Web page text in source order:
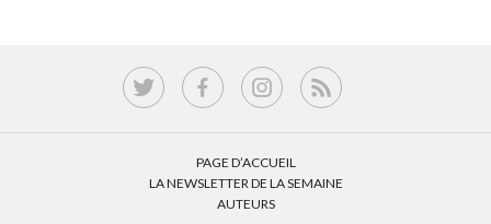
PAGE D’ACCUEIL
LA NEWSLETTER DE LA SEMAINE
AUTEURS